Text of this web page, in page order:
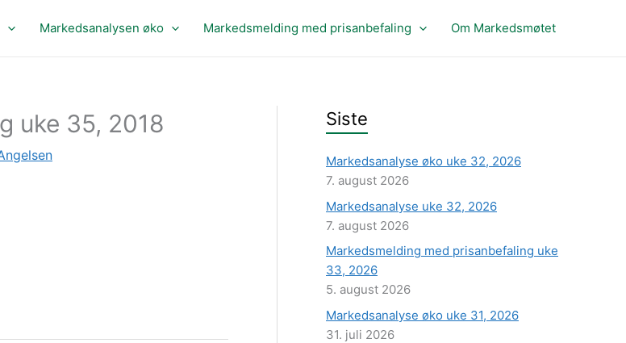
Markedsanalysen øko Markedsmelding med prisanbefaling Om Markedsmøtet
uke 35, 2018 Siste
Markedsanalyse øko uke 32, 2026
7. august 2026
Markedsanalyse uke 32, 2026
7. august 2026
Markedsmelding med prisanbefaling uke
33, 2026
5. august 2026
Markedsanalyse øko uke 31, 2026
31. juli 2026